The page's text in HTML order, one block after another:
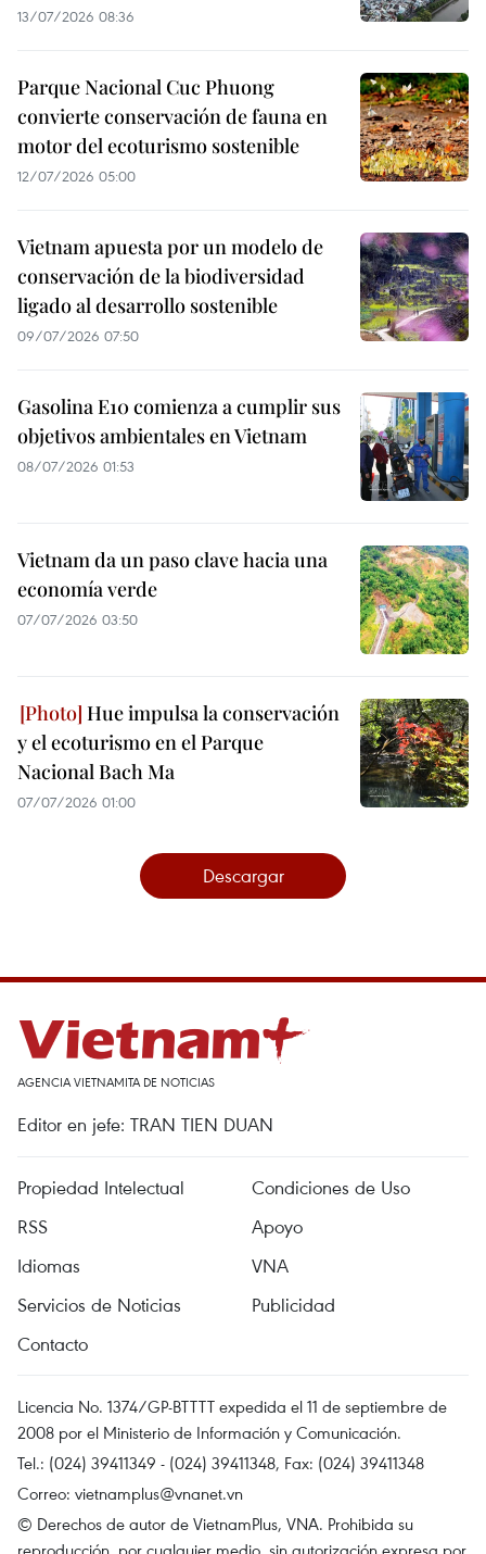
13/07/2026 08:36
Parque Nacional Cuc Phuong
convierte conservación de fauna en
motor del ecoturismo sostenible
12/07/2026 05:00
Vietnam apuesta por un modelo de
conservación de la biodiversidad
ligado al desarrollo sostenible
09/07/2026 07:50
Gasolina E10 comienza a cumplir sus
objetivos ambientales en Vietnam
08/07/2026 01:53
Vietnam da un paso clave hacia una
economía verde
07/07/2026 03:50
Hue impulsa la conservación
y el ecoturismo en el Parque
Nacional Bach Ma
07/07/2026 01:00
Descargar
AGENCIA VIETNAMITA DE NOTICIAS
Editor en jefe: TRAN TIEN DUAN
Propiedad Intelectual
Condiciones de Uso
RSS
Apoyo
Idiomas
VNA
Servicios de Noticias
Publicidad
Contacto
Licencia No. 1374/GP-BTTTT expedida el 11 de septiembre de
2008 por el Ministerio de Información y Comunicación.
Tel.: (024) 39411349 - (024) 39411348, Fax: (024) 39411348
Correo: vietnamplus@vnanet.vn
© Derechos de autor de VietnamPlus, VNA. Prohibida su
reproducción, por cualquier medio, sin autorización expresa por